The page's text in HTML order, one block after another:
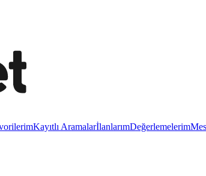
Kayıtlı AramalarİlanlarımDeğerlemelerim